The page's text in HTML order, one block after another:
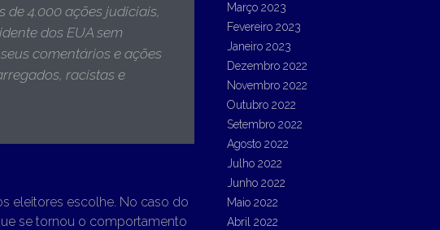
de 4.000 ações judiciais,
dos EUA sem
comentários e ações
racistas e
eleitores escolhe. No caso do
se tornou o comportamento
Março 2023
Fevereiro 2023
Janeiro 2023
Dezembro 2022
Novembro 2022
Outubro 2022
Setembro 2022
Agosto 2022
Julho 2022
Junho 2022
Maio 2022
Abril 2022